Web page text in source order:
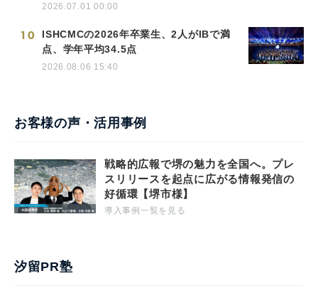
2026.07.01 00:00
10
ISHCMCの2026年卒業生、2人がIBで満
点、学年平均34.5点
2026.08.06 15:40
お客様の声・活用事例
戦略的広報で堺の魅力を全国へ。プレ
スリリースを起点に広がる情報発信の
好循環【堺市様】
導入事例一覧を見る
汐留PR塾